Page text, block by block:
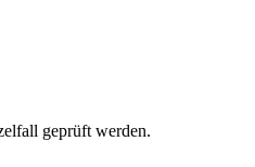
geprüft werden.